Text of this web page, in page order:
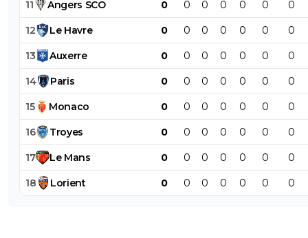
11 Angers SCO 0 0 0 0 0 0 0
12 Le Havre 0 0 0 0 0 0 0
13 Auxerre 0 0 0 0 0 0 0
14 Paris 0 0 0 0 0 0 0
15 Monaco 0 0 0 0 0 0 0
16 Troyes 0 0 0 0 0 0 0
17 Le Mans 0 0 0 0 0 0 0
18 Lorient 0 0 0 0 0 0 0